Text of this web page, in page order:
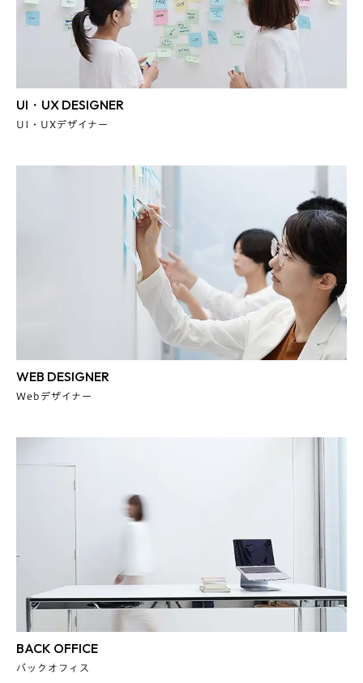
UI・UX DESIGNER
UI・UXデザイナー
WEB DESIGNER
Webデザイナー
BACK OFFICE
バックオフィス